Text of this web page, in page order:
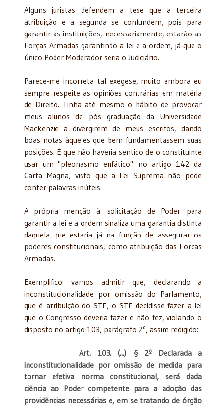
Alguns juristas defendem a tese que a terceira
atribuição e a segunda se confundem, pois para
garantir as instituições, necessariamente, estarão as
Forças Armadas garantindo a lei e a ordem, já que o
único Poder Moderador seria o Judiciário.
Parece-me incorreta tal exegese, muito embora eu
sempre respeite as opiniões contrárias em matéria
de Direito. Tinha até mesmo o hábito de provocar
meus alunos de pós graduação da Universidade
Mackenzie a divergirem de meus escritos, dando
boas notas àqueles que bem fundamentassem suas
posições. É que não haveria sentido de o constituinte
usar um "pleonasmo enfático" no artigo 142 da
Carta Magna, visto que a Lei Suprema não pode
conter palavras inúteis.
A própria menção à solicitação de Poder para
garantir a lei e a ordem sinaliza uma garantia distinta
daquela que estaria já na função de assegurar os
poderes constitucionais, como atribuição das Forças
Armadas.
Exemplifico: vamos admitir que, declarando a
inconstitucionalidade por omissão do Parlamento,
que é atribuição do STF, o STF decidisse fazer a lei
que o Congresso deveria fazer e não fez, violando o
disposto no artigo 103, parágrafo 2º, assim redigido:
Art. 103. (...) § 2º Declarada a
inconstitucionalidade por omissão de medida para
tornar efetiva norma constitucional, será dada
ciência ao Poder competente para a adoção das
providências necessárias e, em se tratando de órgão